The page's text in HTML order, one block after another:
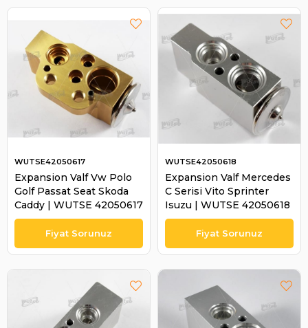
Expansion Valf Vw Polo
Golf Passat Seat Skoda
Caddy | WUTSE 42050617
WUTSE42050617
Expansion Valf Mercedes
C Serisi Vito Sprinter
Isuzu | WUTSE 42050618
WUTSE42050618